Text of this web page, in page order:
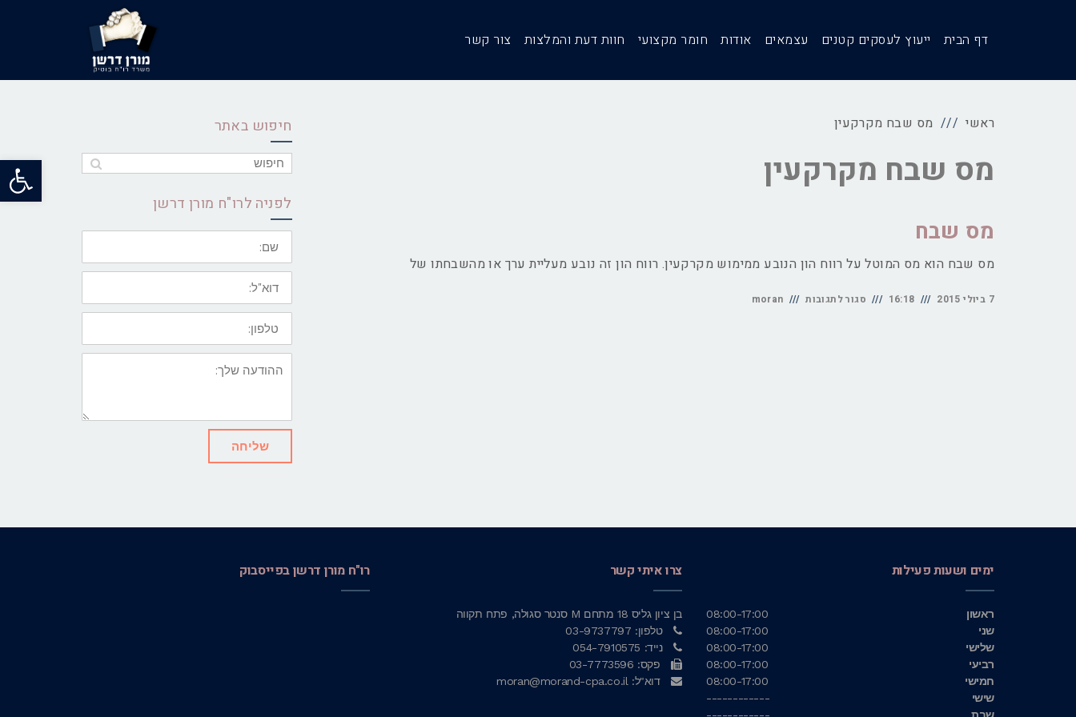
פתח
דף הבית ייעוץ לעסקים קטנים עצמאים אודות חומר מקצועי חוות דעת והמלצות צור קשר
ראשי מס שבח מקרקעין
מס שבח מקרקעין
מס שבח
מס שבח הוא מס המוטל על רווח הון הנובע ממימוש מקרקעין. רווח הון זה נובע מעליית ערך או מהשבחתו של
7 ביולי 2015 16:18 סגור לתגובותעל
moran
חיפוש באתר
לפניה לרו"ח מורן דרשן
שם:
דוא"ל:
טלפון:
ההודעה
שלך:
שליחה
ימים ושעות פעילות
ראשון
08:00-17:00
שני
08:00-17:00
שלישי
08:00-17:00
רביעי
08:00-17:00
חמישי
08:00-17:00
שישי
------------
צרו איתי קשר
בן ציון גליס 18 מתחם M סנטר סגולה, פתח תקווה
טלפון: 03-9737797
נייד: 054-7910575
פקס: 03-7773596
דוא"ל: moran@morand-cpa.co.il
רו"ח מורן דרשן בפייסבוק